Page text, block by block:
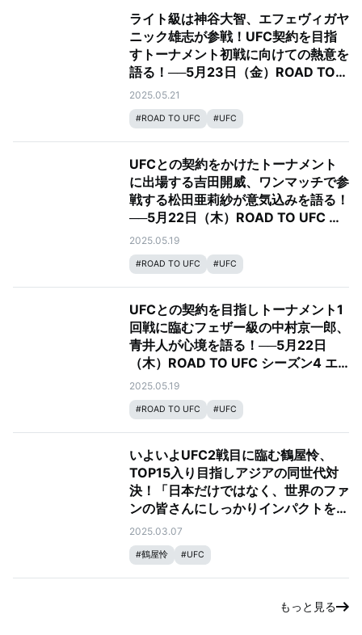
ライト級は神谷大智、エフェヴィガヤ
ニック雄志が参戦！UFC契約を目指
すトーナメント初戦に向けての熱意を
語る！──5月23日（金）ROAD TO
UFC シーズン4 エピソード3&4
2025.05.21
#ROAD TO UFC #UFC
UFCとの契約をかけたトーナメント
に出場する吉田開威、ワンマッチで参
戦する松田亜莉紗が意気込みを語る！
──5月22日（木）ROAD TO UFC シ
ーズン4 エピソード1&2
2025.05.19
#ROAD TO UFC #UFC
UFCとの契約を目指しトーナメント1
回戦に臨むフェザー級の中村京一郎、
青井人が心境を語る！──5月22日
（木）ROAD TO UFC シーズン4 エ
ピソード1&2
2025.05.19
#ROAD TO UFC #UFC
いよいよUFC2戦目に臨む鶴屋怜、
TOP15入り目指しアジアの同世代対
決！「日本だけではなく、世界のファ
ンの皆さんにしっかりインパクトを与
えるようにしたい」──3月9日
（日）、UFC 313：ペレイラ vs. ア
ンカラエフ
2025.03.07
#鶴屋怜 #UFC
もっと見る